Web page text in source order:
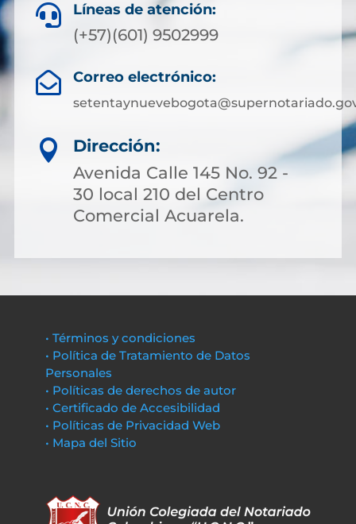
 Líneas de atención:
(+57)(601) 9502999
 Correo electrónico:

Dirección:
Avenida Calle 145 No. 92 -
30 local 210 del Centro
Comercial Acuarela.
• Términos y condiciones
• Política de Tratamiento de Datos
Personales
• Políticas de derechos de autor
• Certificado de Accesibilidad
• Políticas de Privacidad Web
• Mapa del Sitio